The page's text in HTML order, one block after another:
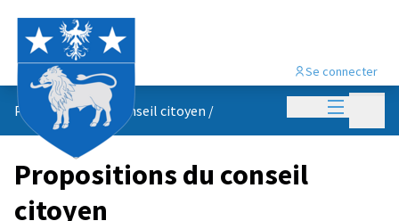
Menu
Se connecter
Propositions du conseil citoyen /
Propositions du conseil
citoyen